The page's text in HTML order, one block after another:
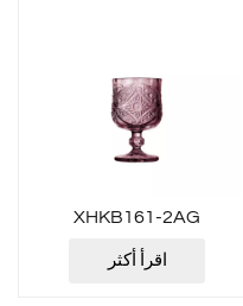
XHKB161-2AG
اقرأ أكثر